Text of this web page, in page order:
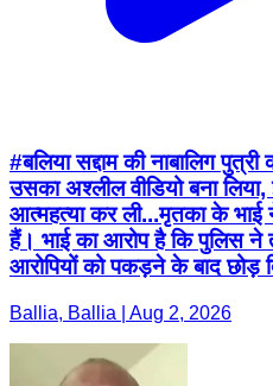
#बलिया सद्दाम की नाबालिग
उसका अश्लील वीडियो बना
आत्महत्या कर ली...मृतका के भाई
हैं। भाई का आरोप है कि पुलिस ने
आरोपियों को पकड़ने के बाद छोड़
Ballia, Ballia | Aug 2, 2026